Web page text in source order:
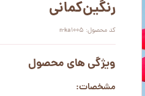
رنگین‌کمانی
کد محصول: n-ka1005
ویژگی های محصول
مشخصات: